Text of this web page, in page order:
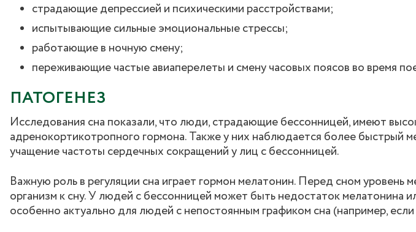
страдающие депрессией и психическими расстройствами;
испытывающие сильные эмоциональные стрессы;
работающие в ночную смену;
переживающие частые авиаперелеты и смену часовых поясов во время
ПАТОГЕНЕЗ
Исследования сна показали, что люди, страдающие бессонницей, имеют
адренокортикотропного гормона. Также у них наблюдается более быстрый
учащение частоты сердечных сокращений у лиц с бессонницей.
Важную роль в регуляции сна играет гормон мелатонин. Перед сном уровень
организм к сну. У людей с бессонницей может быть недостаток мелатонина
особенно актуально для людей с непостоянным графиком сна (например,